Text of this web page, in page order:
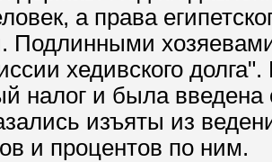
а права
Подлинными
хедивского
налог и была введена
изъяты из
и процентов по ним.